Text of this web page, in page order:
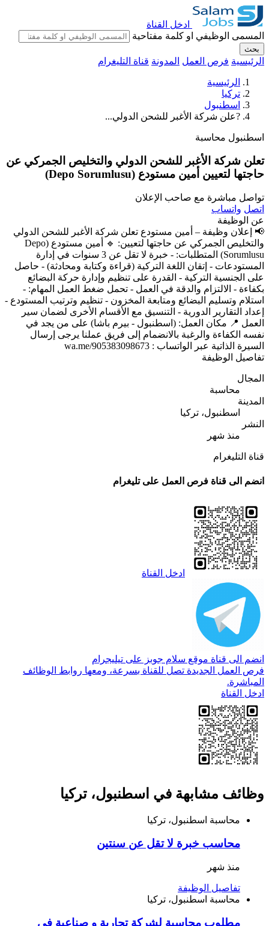
ادخل القناة
المسمى الوظيفي او كلمة مفتاحية
بحث
الرئيسية فرص العمل المدونة قناة التليغرام
الرئيسية
تركيا
اسطنبول
?علن شركة الأغبر للشحن الدولي...
اسطنبول محاسبة
تعلن شركة الأغبر للشحن الدولي والتخليص الجمركي عن
حاجتها لتعيين أمين مستودع (Depo Sorumlusu)
تواصل مباشرة مع صاحب الإعلان
اتصل واتساب
عن الوظيفة
📢 إعلان وظيفة – أمين مستودع تعلن شركة الأغبر للشحن الدولي
والتخليص الجمركي عن حاجتها لتعيين: 🔹 أمين مستودع (Depo
Sorumlusu) المتطلبات: - خبرة لا تقل عن 3 سنوات في إدارة
المستودعات - إتقان اللغة التركية (قراءة وكتابة ومحادثة) - حاصل
على الجنسية التركية - القدرة على تنظيم وإدارة حركة البضائع
بكفاءة - الالتزام والدقة في العمل - تحمل ضغط العمل المهام: -
استلام وتسليم البضائع ومتابعة المخزون - تنظيم وترتيب المستودع -
إعداد التقارير الدورية - التنسيق مع الأقسام الأخرى لضمان سير
العمل 📍 مكان العمل: (اسطنبول - بيرم باشا) على من يجد في
نفسه الكفاءة والرغبة بالانضمام إلى فريق عملنا يرجى إرسال
السيرة الذاتية عبر الواتساب : wa.me/905383098673
تفاصيل الوظيفة
المجال
محاسبة
المدينة
اسطنبول، تركيا
النشر
منذ شهر
قناة التليغرام
انضم الى قناة فرص العمل على تليغرام
ادخل القناة
انضم الى قناة موقع سلام جوبز على تيليجرام
فرص العمل الجديدة تصل للقناة بسرعة، ومعها روابط الوظائف
المباشرة.
ادخل القناة
وظائف مشابهة في اسطنبول، تركيا
محاسبة اسطنبول، تركيا
محاسب خبرة لا تقل عن سنتين
منذ شهر
تفاصيل الوظيفة
محاسبة اسطنبول، تركيا
مطلوب محاسبة لشركة تجارية و صناعية في